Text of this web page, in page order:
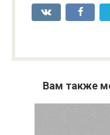
Вам также